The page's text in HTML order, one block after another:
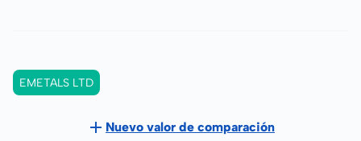
EMETALS LTD
Nuevo valor de comparación